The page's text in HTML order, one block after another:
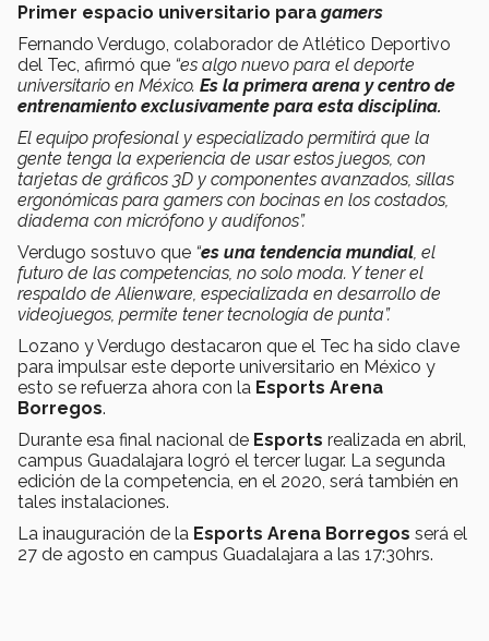
Primer espacio universitario para gamers
Fernando Verdugo, colaborador de Atlético Deportivo
del Tec, afirmó que “es algo nuevo para el deporte
universitario en México. Es la primera arena y centro de
entrenamiento exclusivamente para esta disciplina.
El equipo profesional y especializado permitirá que la
gente tenga la experiencia de usar estos juegos, con
tarjetas de gráficos 3D y componentes avanzados, sillas
ergonómicas para gamers con bocinas en los costados,
diadema con micrófono y audífonos”.
Verdugo sostuvo que “es una tendencia mundial , el
futuro de las competencias, no solo moda. Y tener el
respaldo de Alienware, especializada en desarrollo de
videojuegos, permite tener tecnología de punta”.
Lozano y Verdugo destacaron que el Tec ha sido clave
para impulsar este deporte universitario en México y
esto se refuerza ahora con la Esports Arena
Borregos.
Durante esa final nacional de Esports realizada en abril,
campus Guadalajara logró el tercer lugar. La segunda
edición de la competencia, en el 2020, será también en
tales instalaciones.
La inauguración de la Esports Arena Borregos será el
27 de agosto en campus Guadalajara a las 17:30hrs.